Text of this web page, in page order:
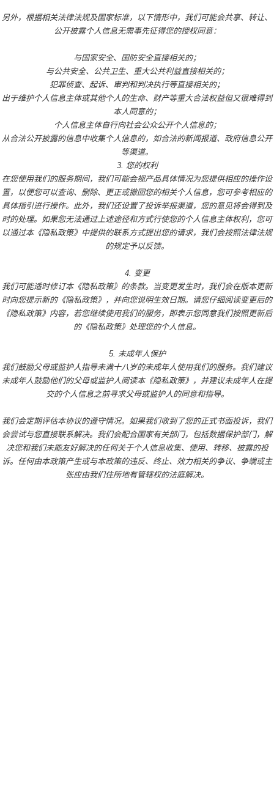
另外，根据相关法律法规及国家标准，以下情形中，我们可能会共享、转让、
公开披露个人信息无需事先征得您的授权同意：
与国家安全、国防安全直接相关的；
与公共安全、公共卫生、重大公共利益直接相关的；
犯罪侦查、起诉、审判和判决执行等直接相关的；
出于维护个人信息主体或其他个人的生命、财产等重大合法权益但又很难得到
本人同意的；
个人信息主体自行向社会公众公开个人信息的；
从合法公开披露的信息中收集个人信息的，如合法的新闻报道、政府信息公开
等渠道。
3. 您的权利
在您使用我们的服务期间，我们可能会视产品具体情况为您提供相应的操作设
置，以便您可以查询、删除、更正或撤回您的相关个人信息，您可参考相应的
具体指引进行操作。此外，我们还设置了投诉举报渠道，您的意见将会得到及
时的处理。如果您无法通过上述途径和方式行使您的个人信息主体权利，您可
以通过本《隐私政策》中提供的联系方式提出您的请求，我们会按照法律法规
的规定予以反馈。
4. 变更
我们可能适时修订本《隐私政策》的条款。当变更发生时，我们会在版本更新
时向您提示新的《隐私政策》，并向您说明生效日期。请您仔细阅读变更后的
《隐私政策》内容，若您继续使用我们的服务，即表示您同意我们按照更新后
的《隐私政策》处理您的个人信息。
5. 未成年人保护
我们鼓励父母或监护人指导未满十八岁的未成年人使用我们的服务。我们建议
未成年人鼓励他们的父母或监护人阅读本《隐私政策》，并建议未成年人在提
交的个人信息之前寻求父母或监护人的同意和指导。
我们会定期评估本协议的遵守情况。如果我们收到了您的正式书面投诉，我们
会尝试与您直接联系解决。我们会配合国家有关部门，包括数据保护部门，解
决您和我们未能友好解决的任何关于个人信息收集、使用、转移、披露的投
诉。任何由本政策产生或与本政策的违反、终止、效力相关的争议、争端或主
张应由我们住所地有管辖权的法庭解决。